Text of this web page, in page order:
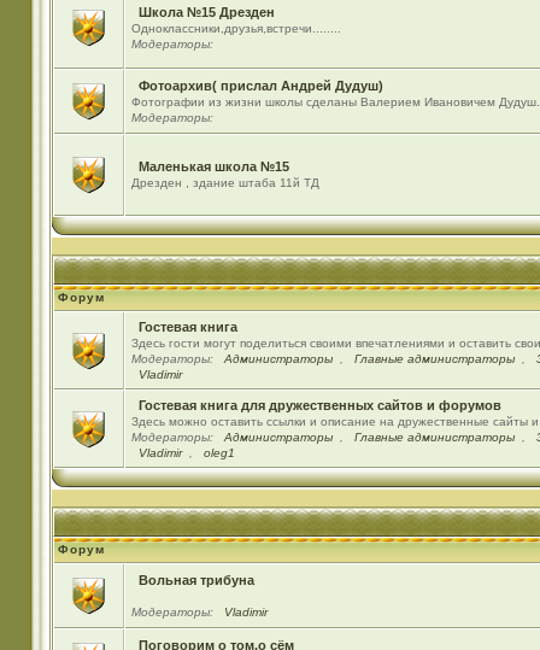
Школа №15 Дрезден
Одноклассники,друзья,встречи........
Модераторы:
Фотоархив( прислал Андрей Дудуш)
Фотографии из жизни школы сделаны Валерием Ивановичем Дудуш.
Модераторы:
Маленькая школа №15
Дрезден , здание штаба 11й ТД
Форум
Гостевая книга
Здесь гости могут поделиться своими впечатлениями и оставить
Модераторы:
Администраторы Главные администраторы
Vladimir
Гостевая книга для дружественных сайтов и форумов
Здесь можно оставить ссылки и описание на дружественные сайты
Модераторы:
Администраторы Главные администраторы
Vladimir
oleg1
Форум
Вольная трибуна
Модераторы: Vladimir
Поговорим о том,о сём